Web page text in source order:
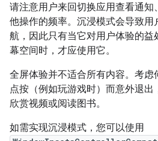
请注意用户来回切换应用查看通
他操作的频率。沉浸模式会导致用
航，因此只有当它对用户体验的
幕空间时，才应使用它。
全屏体验并不适合所有内容。考虑
点按（例如玩游戏时）而意外退
欣赏视频或阅读图书。
如需实现沉浸模式，您可以使用